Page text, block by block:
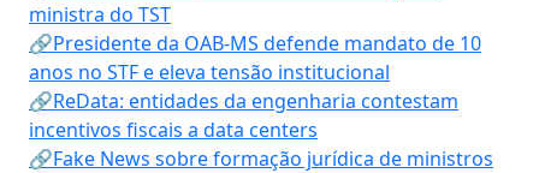
ministra do TST
🔗Presidente da OAB-MS defende mandato de 10
anos no STF e eleva tensão institucional
🔗ReData: entidades da engenharia contestam
incentivos fiscais a data centers
🔗Fake News sobre formação jurídica de ministros